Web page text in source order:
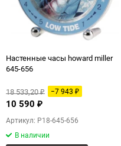
Настенные часы howard miller
645-656
18 533,20₽ −7 943 ₽
10 590 ₽
Артикул: P18-645-656
В наличии